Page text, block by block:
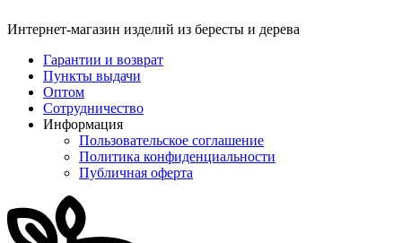
Интернет-магазин изделий из бересты и дерева
Гарантии и возврат
Пункты выдачи
Оптом
Сотрудничество
Информация
Пользовательское соглашение
Политика конфиденциальности
Публичная оферта